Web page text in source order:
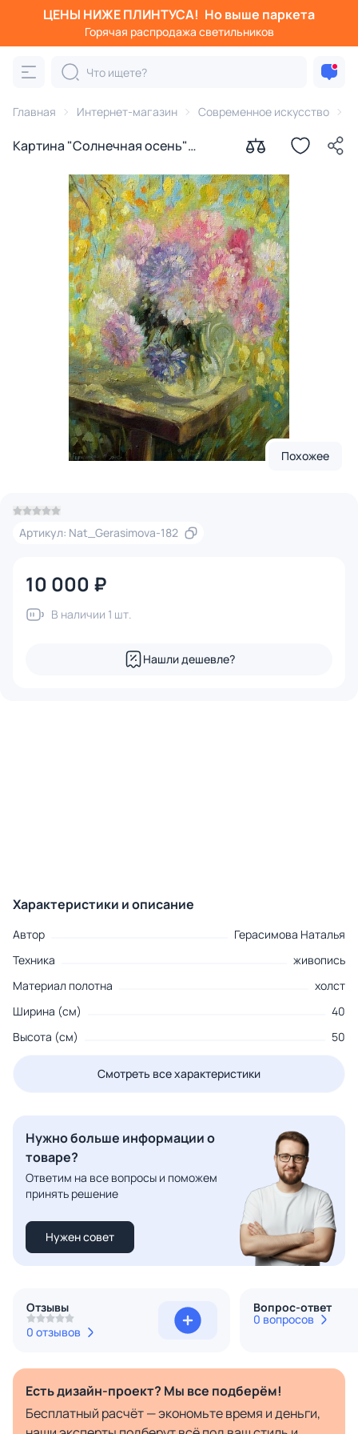
ЦЕНЫ НИЖЕ ПЛИНТУСА! Но выше паркета
Горячая распродажа светильников
Главная Интернет-магазин Современное искусство
Картина "Солнечная осень"
Похожее
Артикул: Nat_Gerasimova-182
10 000 ₽
В наличии 1 шт.
Нашли дешевле?
Характеристики и описание
Автор
Герасимова Наталья
Техника
живопись
Материал полотна
холст
Ширина (см)
40
Высота (см)
50
Смотреть все характеристики
Нужно больше информации о
товаре?
Ответим на все вопросы и поможем
принять решение
Нужен совет
Отзывы
0 отзывов
Вопрос-ответ
0 вопросов
Есть дизайн-проект? Мы все подберём!
Бесплатный расчёт — экономьте время и деньги,